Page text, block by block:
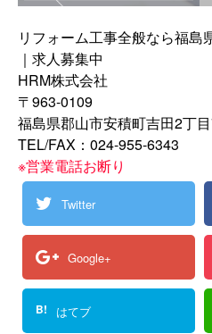
リフォーム工事全般なら福
｜求人募集中
HRM株式会社
〒963-0109
福島県郡山市安積町吉田2丁
TEL/FAX：024-955-6343
※営業電話お断り
Twitter
Google+
B! はてブ